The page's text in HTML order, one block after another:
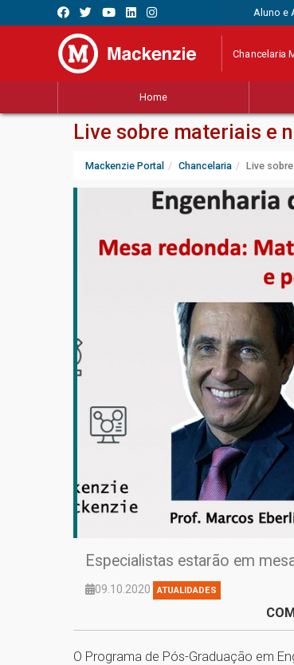
Aluno e
Chancelaria
Home
Live sobre materiais e
Mackenzie Portal Chancelaria Live
Especialistas estarão em
09.10.2020 ATUALIDADES
O Programa de Pós-Graduação em